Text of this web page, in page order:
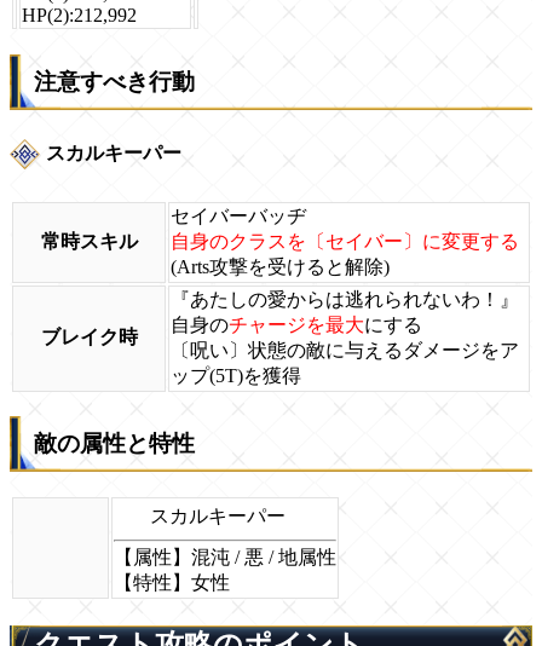
HP(2):212,992
注意すべき行動
スカルキーパー
常時スキル
セイバーバッヂ
自身のクラスを〔セイバー〕に変更する
(Arts攻撃を受けると解除)
ブレイク時
『あたしの愛からは逃れられないわ！』
自身のチャージを最大にする
〔呪い〕状態の敵に与えるダメージをア
ップ(5T)を獲得
敵の属性と特性
スカルキーパー
【属性】混沌 / 悪 / 地属性
【特性】女性